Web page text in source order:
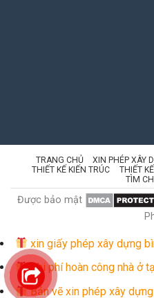
TRANG CHỦ XIN PHÉP XÂY
THIẾT KẾ KIẾN TRÚC
THIẾT
TÌM
Được bảo mật
xin giấy phép xây dựng
Chi phí hoàn công nhà ở
Bản vẽ xin phép xây dựng